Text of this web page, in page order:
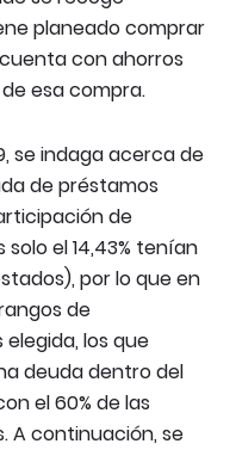
planeado comprar
con ahorros
esa compra.
se indaga acerca de
de préstamos
de
el 14,43% tenían
por lo que en
de
los que
deuda dentro del
el 60% de las
A continuación, se